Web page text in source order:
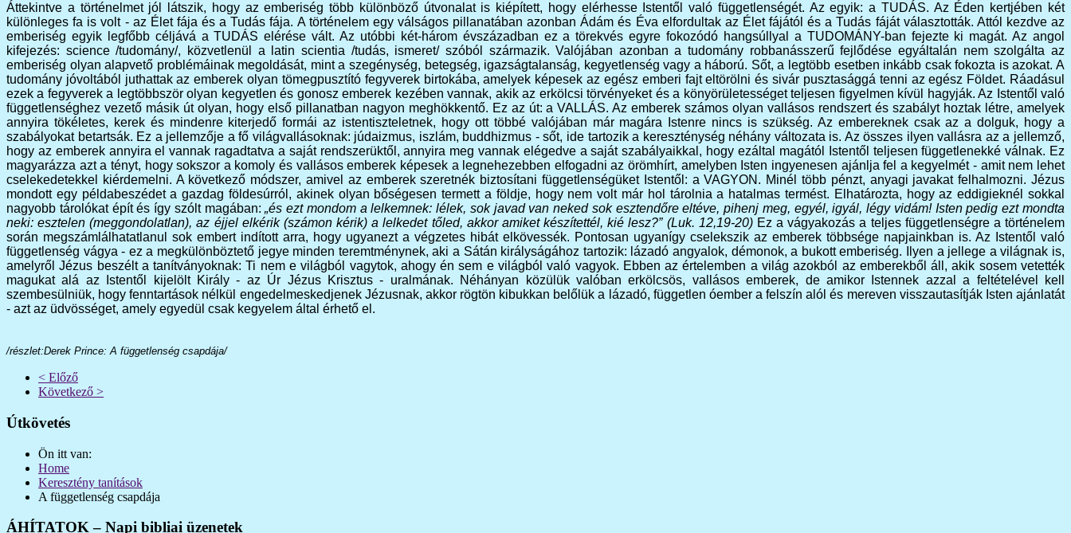
Áttekintve a történelmet jól látszik, hogy az emberiség több különböző útvonalat is kiépített, hogy elérhesse Istentől való függetlenségét. Az egyik: a TUDÁS. Az Éden kertjében két
különleges fa is volt - az Élet fája és a Tudás fája. A történelem egy válságos pillanatában azonban Ádám és Éva elfordultak az Élet fájától és a Tudás fáját választották. Attól kezdve az
emberiség egyik legfőbb céljává a TUDÁS elérése vált. Az utóbbi két-három évszázadban ez a törekvés egyre fokozódó hangsúllyal a TUDOMÁNY-ban fejezte ki magát. Az angol
kifejezés: science /tudomány/, közvetlenül a latin scientia /tudás, ismeret/ szóból származik. Valójában azonban a tudomány robbanásszerű fejlődése egyáltalán nem szolgálta az
emberiség olyan alapvető problémáinak megoldását, mint a szegénység, betegség, igazságtalanság, kegyetlenség vagy a háború. Sőt, a legtöbb esetben inkább csak fokozta is azokat. A
tudomány jóvoltából juthattak az emberek olyan tömegpusztító fegyverek birtokába, amelyek képesek az egész emberi fajt eltörölni és sivár pusztasággá tenni az egész Földet. Ráadásul
ezek a fegyverek a legtöbbször olyan kegyetlen és gonosz emberek kezében vannak, akik az erkölcsi törvényeket és a könyörületességet teljesen figyelmen kívül hagyják. Az Istentől való
függetlenséghez vezető másik út olyan, hogy első pillanatban nagyon meghökkentő. Ez az út: a VALLÁS. Az emberek számos olyan vallásos rendszert és szabályt hoztak létre, amelyek
annyira tökéletes, kerek és mindenre kiterjedő formái az istentiszteletnek, hogy ott többé valójában már magára Istenre nincs is szükség. Az embereknek csak az a dolguk, hogy a
szabályokat betartsák. Ez a jellemzője a fő világvallásoknak: júdaizmus, iszlám, buddhizmus - sőt, ide tartozik a kereszténység néhány változata is. Az összes ilyen vallásra az a jellemző,
hogy az emberek annyira el vannak ragadtatva a saját rendszerüktől, annyira meg vannak elégedve a saját szabályaikkal, hogy ezáltal magától Istentől teljesen függetlenekké válnak. Ez
magyarázza azt a tényt, hogy sokszor a komoly és vallásos emberek képesek a legnehezebben elfogadni az örömhírt, amelyben Isten ingyenesen ajánlja fel a kegyelmét - amit nem lehet
cselekedetekkel kiérdemelni. A következő módszer, amivel az emberek szeretnék biztosítani függetlenségüket Istentől: a VAGYON. Minél több pénzt, anyagi javakat felhalmozni. Jézus
mondott egy példabeszédet a gazdag földesúrról, akinek olyan bőségesen termett a földje, hogy nem volt már hol tárolnia a hatalmas termést. Elhatározta, hogy az eddigieknél sokkal
nagyobb tárolókat épít és így szólt magában:„és ezt mondom a lelkemnek: lélek, sok javad van neked sok esztendőre eltéve, pihenj meg, egyél, igyál, légy vidám! Isten pedig ezt mondta
neki: esztelen (meggondolatlan), az éjjel elkérik (számon kérik) a lelkedet tőled, akkor amiket készítettél, kié lesz?” (Luk. 12,19-20) Ez a vágyakozás a teljes függetlenségre a történelem
során megszámlálhatatlanul sok embert indított arra, hogy ugyanezt a végzetes hibát elkövessék. Pontosan ugyanígy cselekszik az emberek többsége napjainkban is. Az Istentől való
függetlenség vágya - ez a megkülönböztető jegye minden teremtménynek, aki a Sátán királyságához tartozik: lázadó angyalok, démonok, a bukott emberiség. Ilyen a jellege a világnak is,
amelyről Jézus beszélt a tanítványoknak: Ti nem e világból vagytok, ahogy én sem e világból való vagyok. Ebben az értelemben a világ azokból az emberekből áll, akik sosem vetették
magukat alá az Istentől kijelölt Király - az Úr Jézus Krisztus - uralmának. Néhányan közülük valóban erkölcsös, vallásos emberek, de amikor Istennek azzal a feltételével kell
szembesülniük, hogy fenntartások nélkül engedelmeskedjenek Jézusnak, akkor rögtön kibukkan belőlük a lázadó, független óember a felszín alól és mereven visszautasítják Isten ajánlatát
- azt az üdvösséget, amely egyedül csak kegyelem által érhető el.
/részlet:Derek Prince: A függetlenség csapdája/
< Előző
Következő >
Útkövetés
Ön itt van:
Home
Keresztény tanítások
A függetlenség csapdája
ÁHÍTATOK – Napi bibliai üzenetek